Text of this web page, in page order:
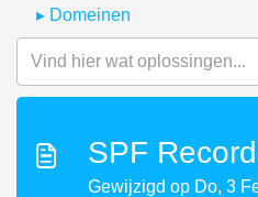
Domeinen
SPF
Gewijzigd op Do, 3